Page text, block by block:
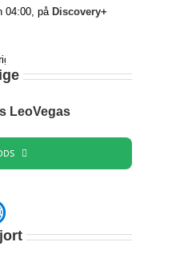
04:00, på Discovery+
LeoVegas